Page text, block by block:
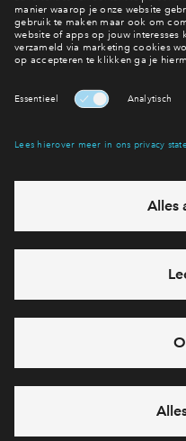
Meer over
Interesse?
Hiermee blijf je op de
Ja, ik wil
Heb je een vraag en wil
vandaag gesloten,